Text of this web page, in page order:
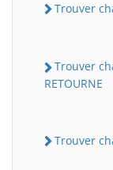
Trouver
Trouver
RETOURNE
Trouver